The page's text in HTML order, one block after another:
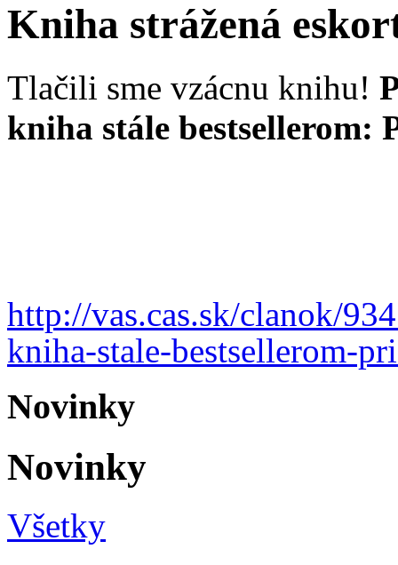
Kniha strážená
Tlačili sme vzácnu knihu!
kniha stále bestsellerom:
http://vas.cas.sk/clanok/
kniha-stale-bestsellerom-
Novinky
Novinky
Všetky